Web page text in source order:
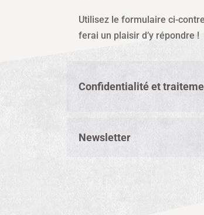
Utilisez le formulaire ci-
ferai un plaisir d’y répondre !
Confidentialité et
Newsletter